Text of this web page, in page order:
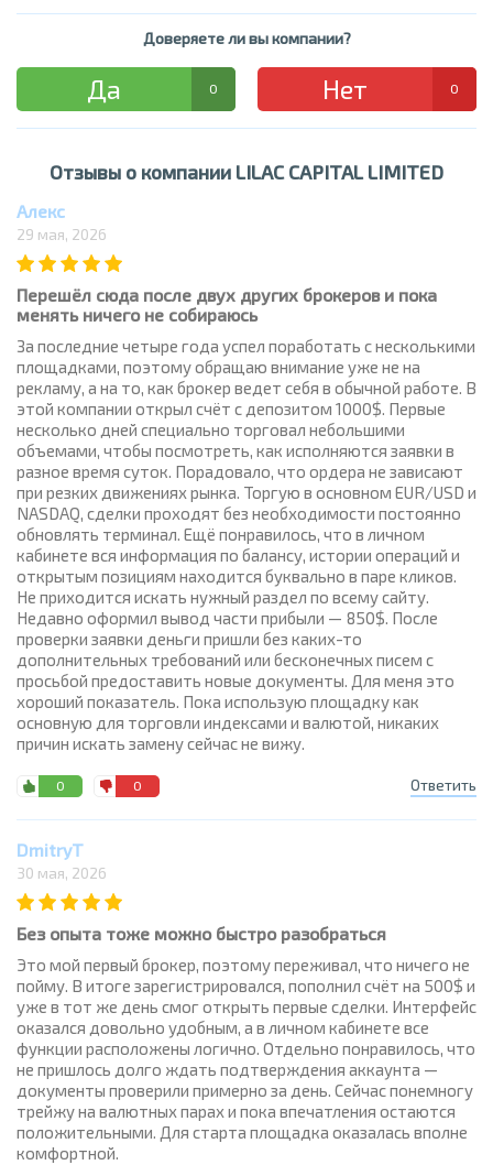
Доверяете ли вы компании?
Да 0 Нет 0
Отзывы о компании LILAC CAPITAL LIMITED
Алекс
29 мая, 2026
Перешёл сюда после двух других брокеров и пока
менять ничего не собираюсь
За последние четыре года успел поработать с несколькими
площадками, поэтому обращаю внимание уже не на
рекламу, а на то, как брокер ведет себя в обычной работе. В
этой компании открыл счёт с депозитом 1000$. Первые
несколько дней специально торговал небольшими
объемами, чтобы посмотреть, как исполняются заявки в
разное время суток. Порадовало, что ордера не зависают
при резких движениях рынка. Торгую в основном EUR/USD и
NASDAQ, сделки проходят без необходимости постоянно
обновлять терминал. Ещё понравилось, что в личном
кабинете вся информация по балансу, истории операций и
открытым позициям находится буквально в паре кликов.
Не приходится искать нужный раздел по всему сайту.
Недавно оформил вывод части прибыли — 850$. После
проверки заявки деньги пришли без каких-то
дополнительных требований или бесконечных писем с
просьбой предоставить новые документы. Для меня это
хороший показатель. Пока использую площадку как
основную для торговли индексами и валютой, никаких
причин искать замену сейчас не вижу.
0 0 Ответить
DmitryT
30 мая, 2026
Без опыта тоже можно быстро разобраться
Это мой первый брокер, поэтому переживал, что ничего не
пойму. В итоге зарегистрировался, пополнил счёт на 500$ и
уже в тот же день смог открыть первые сделки. Интерфейс
оказался довольно удобным, а в личном кабинете все
функции расположены логично. Отдельно понравилось, что
не пришлось долго ждать подтверждения аккаунта —
документы проверили примерно за день. Сейчас понемногу
трейжу на валютных парах и пока впечатления остаются
положительными. Для старта площадка оказалась вполне
комфортной.